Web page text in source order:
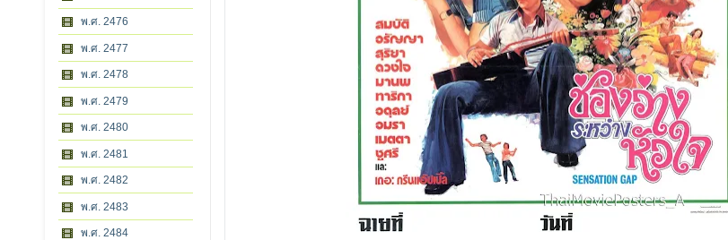
พ.ศ. 2476
พ.ศ. 2477
พ.ศ. 2478
พ.ศ. 2479
พ.ศ. 2480
พ.ศ. 2481
พ.ศ. 2482
พ.ศ. 2483
พ.ศ. 2484